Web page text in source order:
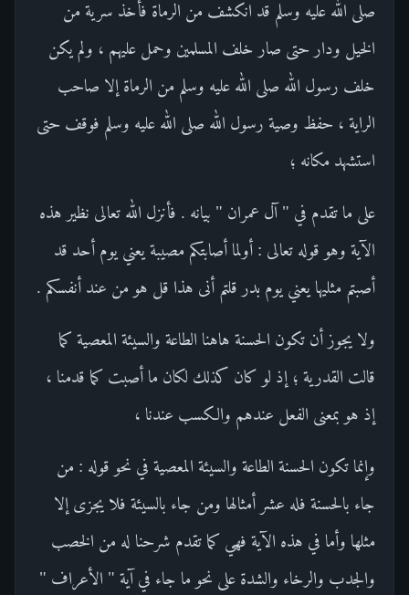
صلى الله عليه وسلم قد انكشف من الرماة فأخذ سرية من
الخيل ودار حتى صار خلف المسلمين وحمل عليهم ، ولم يكن
خلف رسول الله صلى الله عليه وسلم من الرماة إلا صاحب
الراية ، حفظ وصية رسول الله صلى الله عليه وسلم فوقف حتى
استشهد مكانه ؛
على ما تقدم في " آل عمران " بيانه . فأنزل الله تعالى نظير هذه
الآية وهو قوله تعالى : أولما أصابتكم مصيبة يعني يوم أحد قد
أصبتم مثليها يعني يوم بدر قلتم أنى هذا قل هو من عند أنفسكم .
ولا يجوز أن تكون الحسنة هاهنا الطاعة والسيئة المعصية كما
قالت القدرية ؛ إذ لو كان كذلك لكان ما أصبت كما قدمنا ،
إذ هو بمعنى الفعل عندهم والكسب عندنا ،
وإنما تكون الحسنة الطاعة والسيئة المعصية في نحو قوله : من
جاء بالحسنة فله عشر أمثالها ومن جاء بالسيئة فلا يجزى إلا
مثلها وأما في هذه الآية فهي كما تقدم شرحنا له من الخصب
والجدب والرخاء والشدة على نحو ما جاء في آية " الأعراف "